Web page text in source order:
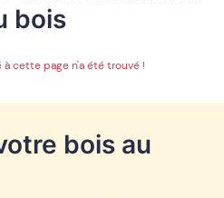
bois
cette page n'a été trouvé !
bois au